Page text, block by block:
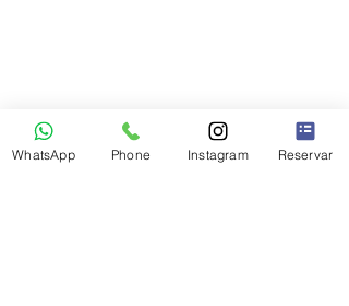
WhatsApp Phone Instagram Reservar